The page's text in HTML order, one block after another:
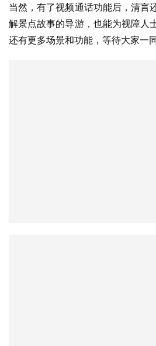
当然，有了视频通话功能后，清言
解景点故事的导游，也能为视障人
还有更多场景和功能，等待大家一同